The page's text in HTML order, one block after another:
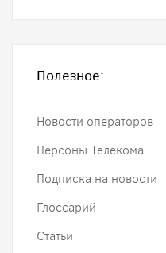
Полезное:
Новости операторов
Персоны Телекома
Подписка на новости
Глоссарий
Статьи